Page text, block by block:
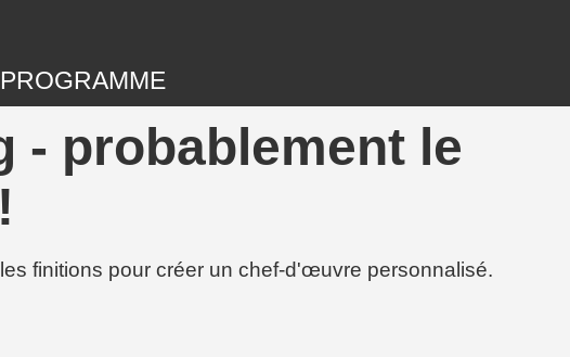
PROGRAMME
- probablement le
finitions pour créer un chef-d'œuvre personnalisé.